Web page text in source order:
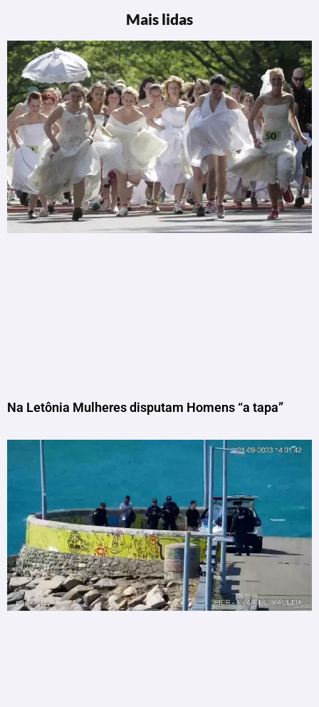
Mais lidas
Na Letônia Mulheres disputam Homens “a tapa”